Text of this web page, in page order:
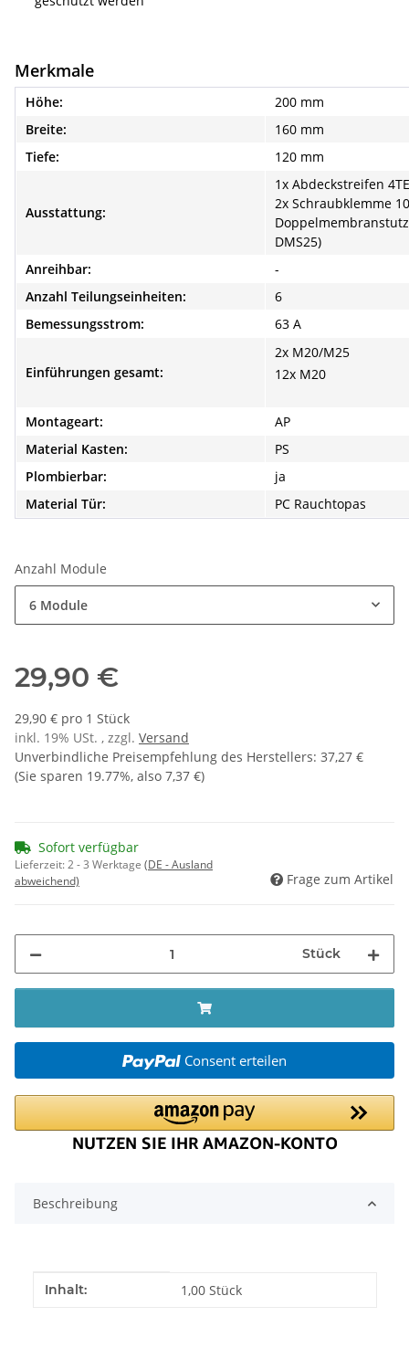
Merkmale
Höhe:
200 mm
Breite:
160 mm
Tiefe:
120 mm
Ausstattung:
1x Abdeckstreifen 4TE
2x Schraubklemme
DMS25)
Anreihbar:
-
Anzahl Teilungseinheiten:
6
Bemessungsstrom:
63 A
Einführungen gesamt:
2x M20/M25
12x M20
Montageart:
AP
Material Kasten:
PS
Plombierbar:
ja
Material Tür:
PC Rauchtopas
Anzahl Module
6 Module
29,90 €
29,90 € pro 1 Stück
inkl. 19% USt. , zzgl. Versand
Unverbindliche Preisempfehlung des Herstellers: 37,27 €
(Sie sparen 19.77%, also 7,37 €)
Sofort verfügbar
Lieferzeit:2 - 3 Werktage (DE - Ausland
abweichend)
Frage zum Artikel
Stück
Consent erteilen
Beschreibung
Produkteigenschaft
Wert
Inhalt: 1,00 Stück